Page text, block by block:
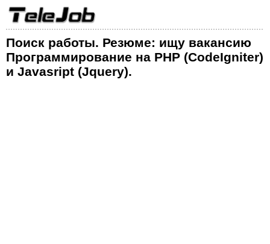
Поиск работы. Резюме: ищу вакансию
Программирование на PHP (CodeIgniter)
и Javasript (Jquery).